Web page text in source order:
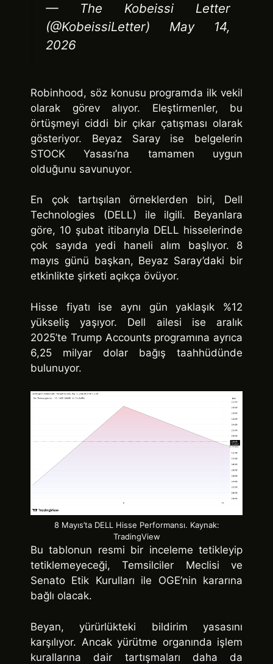
— The Kobeissi Letter
(@KobeissiLetter) May 14,
2026
Robinhood, söz konusu programda ilk vekil
olarak görev alıyor. Eleştirmenler, bu
örtüşmeyi ciddi bir çıkar çatışması olarak
gösteriyor. Beyaz Saray ise belgelerin
STOCK Yasası’na tamamen uygun
olduğunu savunuyor.
En çok tartışılan örneklerden biri, Dell
Technologies (DELL) ile ilgili. Beyanlara
göre, 10 şubat itibarıyla DELL hisselerinde
çok sayıda yedi haneli alım başlıyor. 8
mayıs günü başkan, Beyaz Saray’daki bir
etkinlikte şirketi açıkça övüyor.
Hisse fiyatı ise aynı gün yaklaşık %12
yükseliş yaşıyor. Dell ailesi ise aralık
2025’te Trump Accounts programına ayrıca
6,25 milyar dolar bağış taahhüdünde
bulunuyor.
8 Mayıs’ta DELL Hisse Performansı. Kaynak:
TradingView
Bu tablonun resmi bir inceleme tetikleyip
tetiklemeyeceği, Temsilciler Meclisi ve
Senato Etik Kurulları ile OGE’nin kararına
bağlı olacak.
Beyan, yürürlükteki bildirim yasasını
karşılıyor. Ancak yürütme organında işlem
kurallarına dair tartışmaları daha da